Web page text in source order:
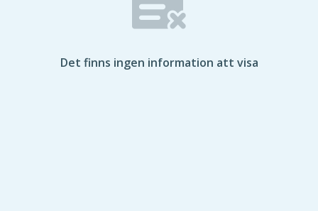
Det finns ingen information att visa